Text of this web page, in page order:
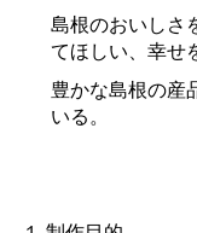
島根のおいしさ
てほしい、幸せ
豊かな島根の産
いる。